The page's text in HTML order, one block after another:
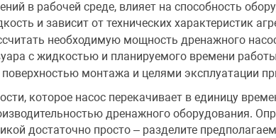
в рабочей среде, влияет на способность
и зависит от технических характеристик
необходимую мощность дренажного
с жидкостью и планируемого времени работы
поверхностью монтажа и целями эксплуатации
которое насос перекачивает в единицу
дренажного оборудования.
достаточно просто – разделите